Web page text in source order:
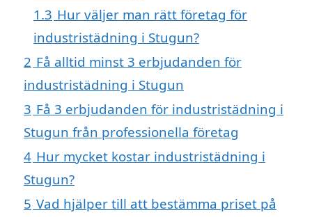
1.3 Hur väljer man rätt företag för
industristädning i Stugun?
2 Få alltid minst 3 erbjudanden för
industristädning i Stugun
3 Få 3 erbjudanden för industristädning i
Stugun från professionella företag
4 Hur mycket kostar industristädning i
Stugun?
5 Vad hjälper till att bestämma priset på